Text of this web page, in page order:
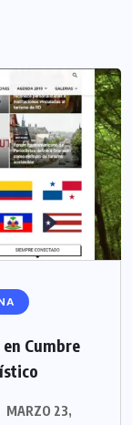
Cumbre
MARZO 23,